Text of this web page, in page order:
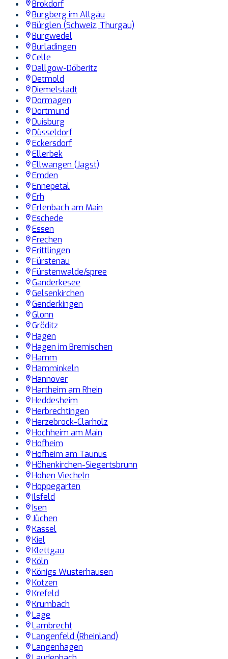
Brokdorf
Burgberg im Allgäu
Bürglen (Schweiz, Thurgau)
Burgwedel
Burladingen
Celle
Dallgow-Döberitz
Detmold
Diemelstadt
Dormagen
Dortmund
Duisburg
Düsseldorf
Eckersdorf
Ellerbek
Ellwangen (Jagst)
Emden
Ennepetal
Erh
Erlenbach am Main
Eschede
Essen
Frechen
Frittlingen
Fürstenau
Fürstenwalde/spree
Ganderkesee
Gelsenkirchen
Genderkingen
Glonn
Gröditz
Hagen
Hagen im Bremischen
Hamm
Hamminkeln
Hannover
Hartheim am Rhein
Heddesheim
Herbrechtingen
Herzebrock-Clarholz
Hochheim am Main
Hofheim
Hofheim am Taunus
Höhenkirchen-Siegertsbrunn
Hohen Viecheln
Hoppegarten
Ilsfeld
Isen
Jüchen
Kassel
Kiel
Klettgau
Köln
Königs Wusterhausen
Kotzen
Krefeld
Krumbach
Lage
Lambrecht
Langenfeld (Rheinland)
Langenhagen